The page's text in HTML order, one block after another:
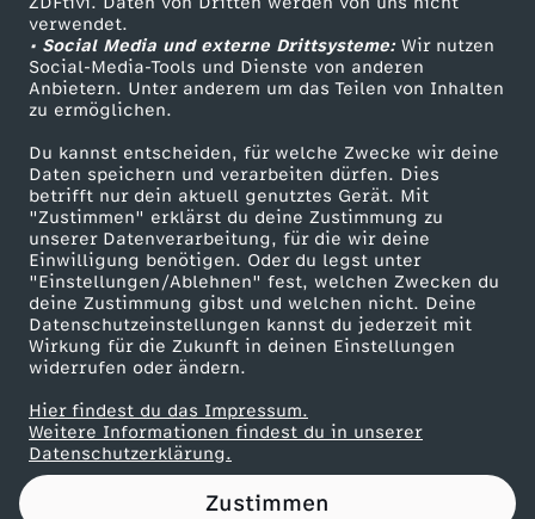
verwendet.
• Social Media und externe Drittsysteme:Wir nutzen
Social-Media-Tools und Dienste von anderen
Anbietern. Unter anderem um das Teilen von Inhalten
zu ermöglichen.
Du kannst entscheiden, für welche Zwecke wir deine
Daten speichern und verarbeiten dürfen. Dies
betrifft nur dein aktuell genutztes Gerät. Mit
"Zustimmen" erklärst du deine Zustimmung zu
unserer Datenverarbeitung, für die wir deine
Einwilligung benötigen. Oder du legst unter
"Einstellungen/Ablehnen" fest, welchen Zwecken du
deine Zustimmung gibst und welchen nicht. Deine
Datenschutzeinstellungen kannst du jederzeit mit
Wirkung für die Zukunft in deinen Einstellungen
widerrufen oder ändern.
Hier findest du das Impressum.
Weitere Informationen findest du in unserer
Datenschutzerklärung.
Zustimmen
l
l
s
t
r
e
i
t
:
ZDF Unternehmen
Karriere
ZDF goes Schule
Werbefernsehen
Mainzelmännchen
Partner